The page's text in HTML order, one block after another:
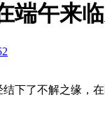
端午来
下了不解之缘，